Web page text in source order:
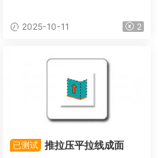
2025-10-11 2
已测试 推拉压平拉线成面